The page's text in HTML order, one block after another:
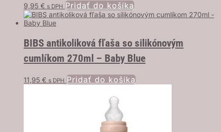
9,95 € s DPH Pridať do košíka
BIBS antikoliková fľaša so silikónovým
cumlíkom 270ml – Baby Blue
11,95 € s DPH Pridať do košíka